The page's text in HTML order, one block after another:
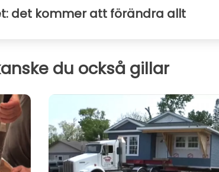
det kommer att förändra allt
du också gillar